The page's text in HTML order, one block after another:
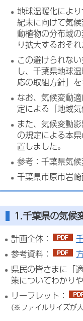
地球温暖化によ
紀末に向けて気
動植物の分布域
り拡大するおそれ
この避けられな
し、千葉県地球
応の取組方針」
なお、気候変動
定による「地域
また、気候変動
の規定による本
置しました。
参考：千葉県気
千葉県市原市岩
1.千葉県の気候
計画全体：
参考資料：
県民の皆さまに「
策についてわかり
リーフレット：
(※ファイルサイズが